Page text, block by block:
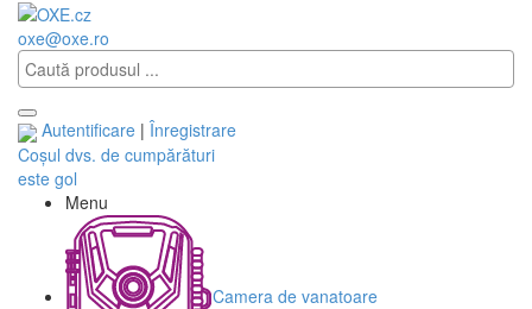
oxe@oxe.ro
Autentificare | Înregistrare
Coșul dvs. de cumpărături
este gol
Menu
Camera de vanatoare